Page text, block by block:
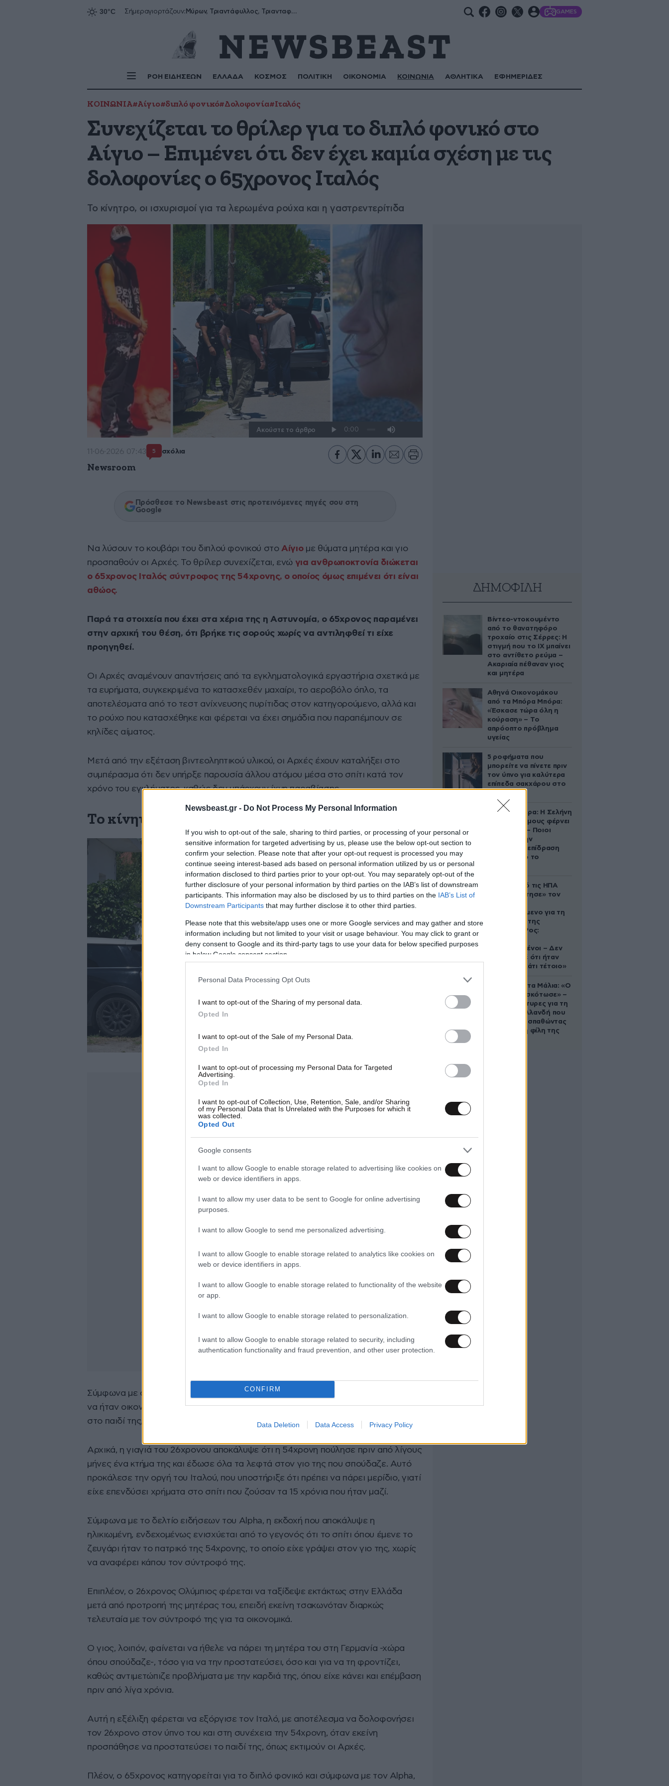
Newsbeast.gr - Do Not Process My Personal Information
If you wish to opt-out of the sale, sharing to third parties, or processing of your personal or
sensitive information for targeted advertising by us, please use the below opt-out section to
confirm your selection. Please note that after your opt-out request is processed you may
continue seeing interest-based ads based on personal information utilized by us or personal
information disclosed to third parties prior to your opt-out. You may separately opt-out of the
further disclosure of your personal information by third parties on the IAB’s list of downstream
participants. This information may also be disclosed by us to third parties on the IAB’s List of
Downstream Participants that may further disclose it to other third parties.
Please note that this website/app uses one or more Google services and may gather and store
information including but not limited to your visit or usage behaviour. You may click to grant or
deny consent to Google and its third-party tags to use your data for below specified purposes
in below Google consent section.
Personal Data Processing Opt Outs
I want to opt-out of the Sharing of my personal data.
Opted In
I want to opt-out of the Sale of my Personal Data.
Opted In
I want to opt-out of processing my Personal Data for Targeted
Advertising.
Opted In
I want to opt-out of Collection, Use, Retention, Sale, and/or Sharing
of my Personal Data that Is Unrelated with the Purposes for which it
was collected.
Opted Out
Google consents
I want to allow Google to enable storage related to advertising like cookies on
web or device identifiers in apps.
I want to allow my user data to be sent to Google for online advertising
purposes.
I want to allow Google to send me personalized advertising.
I want to allow Google to enable storage related to analytics like cookies on
web or device identifiers in apps.
I want to allow Google to enable storage related to functionality of the website
or app.
I want to allow Google to enable storage related to personalization.
I want to allow Google to enable storage related to security, including
authentication functionality and fraud prevention, and other user protection.
CONFIRM
Data Deletion Data Access Privacy Policy
Σήμεραγιορτάζουν: Μύρων, Τριαντάφυλλος, Τριανταφυλλιά, Φυλλιώ, Ρόζα GAMES
ΡΟΗ ΕΙΔΗΣΕΩΝ ΕΛΛΑΔΑ ΚΟΣΜΟΣ ΠΟΛΙΤΙΚΗ ΟΙΚΟΝΟΜΙΑ ΚΟΙΝΩΝΙΑ ΑΘΛΗΤΙΚΑ ΕΦΗΜΕΡΙΔΕΣ
ΚΟΙΝΩΝΙΑ#Αίγιο#διπλό φονικό#Δολοφονία#Ιταλός
Συνεχίζεται το θρίλερ για το διπλό φονικό στο
Αίγιο – Επιμένει ότι δεν έχει καμία σχέση με τις
δολοφονίες ο 65χρονος Ιταλός
Το κίνητρο, οι ισχυρισμοί για τα λερωμένα ρούχα και η γαστρεντερίτιδα
Ακούστε το άρθρο
11·06·2026 07:43 5 σχόλια
Newsroom
Πρόσθεσε το Newsbeast στις προτεινόμενες πηγές σου στη
Google
Να λύσουν το κουβάρι του διπλού φονικού στοΑίγιομε θύματα μητέρα και γιο
προσπαθούν οι Αρχές. Το θρίλερ συνεχίζεται, ενώ για ανθρωποκτονία διώκεται
ο 65χρονος Ιταλός σύντροφος της 54χρονης, ο οποίος όμως επιμένει ότι είναι
αθώος.
Παρά τα στοιχεία που έχει στα χέρια της η Αστυνομία, ο 65χρονος παραμένει
στην αρχική του θέση, ότι βρήκε τις σορούς χωρίς να αντιληφθεί τι είχε
προηγηθεί.
Οι Αρχές αναμένουν απαντήσεις από τα εγκληματολογικά εργαστήρια σχετικά με
τα ευρήματα, συγκεκριμένα το κατασχεθέν μαχαίρι, το αεροβόλο όπλο, τα
αποτελέσματα από το τεστ ανίχνευσης πυρίτιδας στον κατηγορούμενο, αλλά και
το ρούχο που κατασχέθηκε και φέρεται να έχει σημάδια που παραπέμπουν σε
κηλίδες αίματος.
Μετά από την εξέταση βιντεοληπτικού υλικού, οι Αρχές έχουν καταλήξει στο
συμπέρασμα ότι δεν υπήρξε παρουσία άλλου ατόμου μέσα στο σπίτι κατά τον
χρόνο του εγκλήματος, καθώς δεν υπάρχουν ίχνη παραβίασης.
Το κίνητρο του 65χρονου
Σύμφωνα με όσα έχουν βγει στη δημοσιότητα, το κίνητρο
να ήταν οικονομικό, καθώς η σύντροφός του έδωσε οικονομική προτεραιότητα
στο παιδί της, χωρίς να περιλαμβάνει τον ίδιο.
Αρχικά, η γιαγιά του 26χρονου αποκάλυψε ότι η 54χρονη πούλησε πριν από λίγους
μήνες ένα κτήμα της και έδωσε όλα τα λεφτά στον γιο της που σπούδαζε. Αυτό
προκάλεσε την οργή του Ιταλού, που υποστήριξε ότι πρέπει να πάρει μερίδιο, γιατί
είχε επενδύσει χρήματα στο σπίτι που ζούσαν τα 15 χρόνια που ήταν μαζί.
Σύμφωνα με το δελτίο ειδήσεων του Alpha, η εκδοχή που αποκάλυψε η
ηλικιωμένη, ενδεχομένως ενισχύεται από το γεγονός ότι το σπίτι όπου έμενε το
ζευγάρι ήταν το πατρικό της 54χρονης, το οποίο είχε γράψει στον γιο της, χωρίς
να αναφέρει κάπου τον σύντροφό της.
Επιπλέον, ο 26χρονος Ολύμπιος φέρεται να ταξίδεψε εκτάκτως στην Ελλάδα
μετά από προτροπή της μητέρας του, επειδή εκείνη τσακωνόταν διαρκώς
τελευταία με τον σύντροφό της για τα οικονομικά.
Ο γιος, λοιπόν, φαίνεται να ήθελε να πάρει τη μητέρα του στη Γερμανία -χώρα
όπου σπούδαζε-, τόσο για να την προστατεύσει, όσο και για να τη φροντίζει,
καθώς αντιμετώπιζε προβλήματα με την καρδιά της, όπου είχε κάνει και επέμβαση
πριν από λίγα χρόνια.
Αυτή η εξέλιξη φέρεται να εξόργισε τον Ιταλό, με αποτέλεσμα να δολοφονήσει
τον 26χρονο στον ύπνο του και στη συνέχεια την 54χρονη, όταν εκείνη
προσπάθησε να προστατεύσει το παιδί της, όπως εκτιμούν οι Αρχές.
Πλέον, ο 65χρονος κατηγορείται για το διπλό φονικό και σύμφωνα με τον Alpha,
ΔΗΜΟΦΙΛΗ
Βίντεο-ντοκουμέντο
από το θανατηφόρο
τροχαίο στις Σέρρες: Η
στιγμή που το ΙΧ μπαίνει
στο αντίθετο ρεύμα –
Ακαριαία πέθαναν γιος
και μητέρα
Αθηνά Οικονομάκου
από τα Μπόρα Μπόρα:
«Έσκασε τώρα όλη η
κούραση» – Το
απρόοπτο πρόβλημα
υγείας
5 ροφήματα που
μπορείτε να πίνετε πριν
τον ύπνο για καλύτερα
επίπεδα σακχάρου στο
Ζώδια σήμερα: Η Σελήνη
στους Διδύμους φέρνει
ανατροπές – Ποιοι
δέχονται την
ευεργετική επίδραση
του Δία από το
Ζευγάρι από τις ΗΠΑ
που «υιοθέτησε» τον
κατηγορούμενο για τη
δολοφονία της
Ελίζαμπεθ Ρος:
συντετριμμένοι – Δεν
έδειξε ποτέ ότι ήταν
ικανός για κάτι τέτοιο»
Τραγωδία στα Μάλια: «Ο
πανικός τη σκότωσε» –
Τι λένε μάρτυρες για τη
42χρονη Ολλανδή που
πνίγηκε προσπαθώντας
να σώσει τη φίλη της